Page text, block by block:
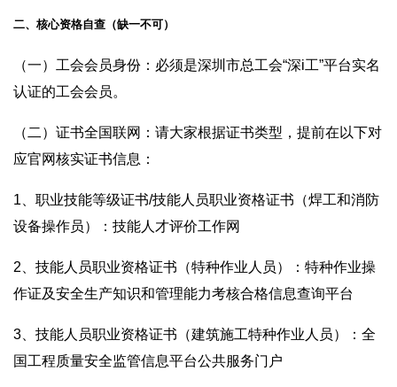
二、核心资格自查（缺一不可）
（一）工会会员身份：必须是深圳市总工会“深i工”平台实名
认证的工会会员。
（二）证书全国联网：请大家根据证书类型，提前在以下对
应官网核实证书信息：
1、职业技能等级证书/技能人员职业资格证书（焊工和消防
设备操作员）：技能人才评价工作网
2、技能人员职业资格证书（特种作业人员）：特种作业操
作证及安全生产知识和管理能力考核合格信息查询平台
3、技能人员职业资格证书（建筑施工特种作业人员）：全
国工程质量安全监管信息平台公共服务门户